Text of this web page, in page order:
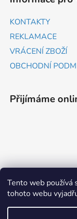
Tento web používá
tohoto webu
KONTAKTY
REKLAMACE
VRÁCENÍ ZBOŽÍ
OBCHODNÍ
Přijímáme